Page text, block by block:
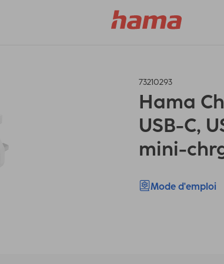
73210293
Hama
USB-C,
mini-
Mode d'emploi